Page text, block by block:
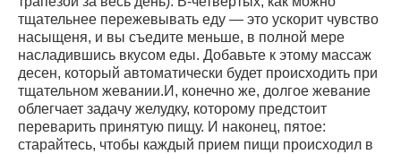
тщательнее пережевывать еду — это ускорит чувство
насыщеня, и вы съедите меньше, в полной мере
насладившись вкусом еды. Добавьте к этому массаж
десен, который автоматически будет происходить при
тщательном жевании.И, конечно же, долгое жевание
облегчает задачу желудку, которому предстоит
переварить принятую пищу. И наконец, пятое:
старайтесь, чтобы каждый прием пищи происходил в